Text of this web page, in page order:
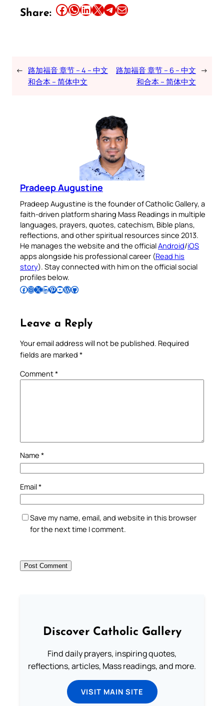
Share: Share this article on Facebook Share this article on WhatsApp Share this article on LinkedIn Share this article on X Share this article on TelegramEmail this Article
← 路加福音 章节 – 4 – 中文
和合本 – 简体中文
路加福音 章节 – 6 – 中文
和合本 – 简体中文
→
Pradeep Augustine
Pradeep Augustine is the founder of Catholic Gallery, a
faith-driven platform sharing Mass Readings in multiple
languages, prayers, quotes, catechism, Bible plans,
reflections, and other spiritual resources since 2013.
He manages the website and the officialAndroid/iOS
apps alongside his professional career (Read his
story). Stay connected with him on the official social
profiles below.
Follow Pradeep on Facebook Follow Pradeep on InstagramFollow Pradeep on X Follow Pradeep on LinkedIn Follow Pradeep on Pinterest Subscribe to Pradeep’s Youtube Channel Follow Pradeep on WordPress Follow Pradeep on GitHub
Leave a Reply
Your email address will not be published. Required
fields are marked *
Comment*
Name *
Email*
Save my name, email, and website in this browser
for the next time I comment.
Discover Catholic Gallery
Find daily prayers, inspiring quotes,
reflections, articles, Mass readings, and more.
VISIT MAIN SITE